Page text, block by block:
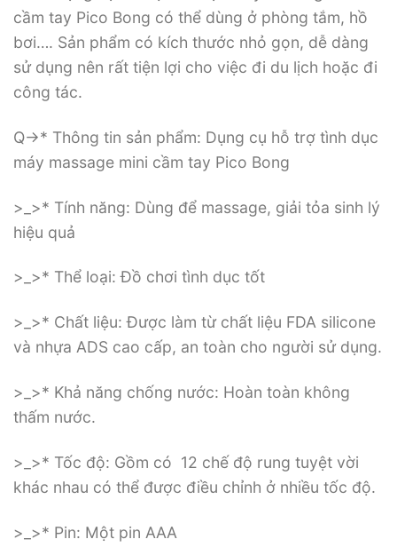
cầm tay Pico Bong có thể dùng ở phòng tắm, hồ
bơi…. Sản phẩm có kích thước nhỏ gọn, dễ dàng
sử dụng nên rất tiện lợi cho việc đi du lịch hoặc đi
công tác.
Q->* Thông tin sản phẩm: Dụng cụ hỗ trợ tình dục
máy massage mini cầm tay Pico Bong
>_>* Tính năng: Dùng để massage, giải tỏa sinh lý
hiệu quả
>_>* Thể loại: Đồ chơi tình dục tốt
>_>* Chất liệu: Được làm từ chất liệu FDA silicone
và nhựa ADS cao cấp, an toàn cho người sử dụng.
>_>* Khả năng chống nước: Hoàn toàn không
thấm nước.
>_>* Tốc độ: Gồm có 12 chế độ rung tuyệt vời
khác nhau có thể được điều chỉnh ở nhiều tốc độ.
>_>* Pin: Một pin AAA